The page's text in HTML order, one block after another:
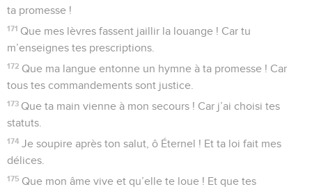
ta promesse !
171 Que mes lèvres fassent jaillir la louange ! Car tu
m’enseignes tes prescriptions.
172 Que ma langue entonne un hymne à ta promesse ! Car
tous tes commandements sont justice.
173 Que ta main vienne à mon secours ! Car j’ai choisi tes
statuts.
174 Je soupire après ton salut, ô Éternel ! Et ta loi fait mes
délices.
175 Que mon âme vive et qu’elle te loue ! Et que tes